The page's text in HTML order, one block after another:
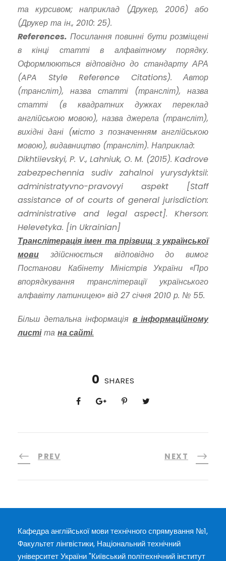
та курсивом; наприклад (Друкер, 2006) або
(Друкер та ін., 2010: 25).
References. Посилання повинні бути розміщені
в кінці статті в алфавітному порядку.
Оформлюються відповідно до стандарту АРА
(APA Style Reference Citations). Автор
(трансліт), назва статті (трансліт), назва
статті (в квадратних дужках переклад
англійською мовою), назва джерела (трансліт),
вихідні дані (місто з позначенням англійською
мовою), видавництво (трансліт). Наприклад:
Dikhtiievskyi, P. V., Lahniuk, O. M. (2015). Kadrove
zabezpechennia sudiv zahalnoi yurysdyktsii:
administratyvno-pravovyi aspekt [Staff
assistance of of courts of general jurisdiction:
administrative and legal aspect]. Kherson:
Helevetyka. [in Ukrainian]
Транслітерація імен та прізвищ з української
мови здійснюється відповідно до вимог
Постанови Кабінету Міністрів України «Про
впорядкування транслітерації українського
алфавіту латиницею» від 27 січня 2010 р. № 55.
Більш детальна інформація в інформаційному
листіта на сайті.
0 SHARES
PREV NEXT
Кафедра англійської мови технічного спрямування №1,
Факультет лінгвістики, Національний технічний
університет України "Київський політехнічний інститут